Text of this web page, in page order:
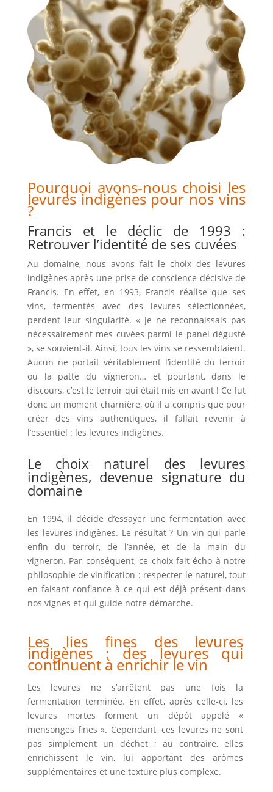
Pourquoi avons-nous choisi les
levures indigènes pour nos vins
?
Francis et le déclic de 1993 :
Retrouver l’identité de ses cuvées
Au domaine, nous avons fait le choix des levures
indigènes après une prise de conscience décisive de
Francis. En effet, en 1993, Francis réalise que ses
vins, fermentés avec des levures sélectionnées,
perdent leur singularité. « Je ne reconnaissais pas
nécessairement mes cuvées parmi le panel dégusté
», se souvient-il.Ainsi, tous les vins se ressemblaient.
Aucun ne portait véritablement l’identité du terroir
ou la patte du vigneron… et pourtant, dans le
discours, c’est le terroir qui était mis en avant ! Ce fut
donc un moment charnière, où il a compris que pour
créer des vins authentiques, il fallait revenir à
l’essentiel : les levures indigènes.
Le choix naturel des levures
indigènes, devenue signature du
domaine
En 1994, il décide d’essayer une fermentation avec
les levures indigènes. Le résultat ? Un vin qui parle
enfin du terroir, de l’année, et de la main du
vigneron. Par conséquent, ce choix fait écho à notre
philosophie de vinification : respecter le naturel,tout
en faisant confiance à ce qui est déjà présent dans
nos vignes et qui guide notre démarche.
Les lies fines des levures
indigènes : des levures qui
continuent à enrichir le vin
Les levures ne s’arrêtent pas une fois la
fermentation terminée. En effet, après celle-ci, les
levures mortes forment un dépôt appelé «
mensonges fines ». Cependant, ces levures ne sont
pas simplement un déchet ;au contraire, elles
enrichissent le vin, lui apportant des arômes
supplémentaires et une texture plus complexe.